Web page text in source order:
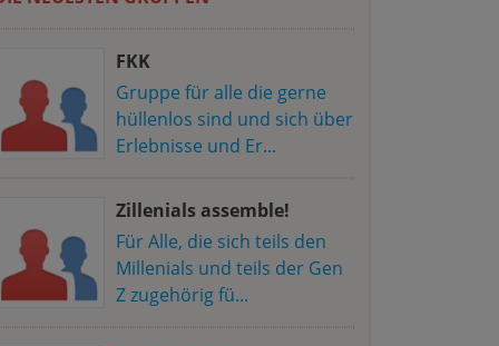
FKK
Gruppe für alle die gerne
hüllenlos sind und sich über
Erlebnisse und Er...
Zillenials assemble!
Für Alle, die sich teils den
Millenials und teils der Gen
Z zugehörig fü...